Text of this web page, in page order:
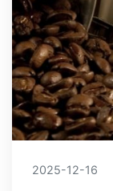
2025-12-16